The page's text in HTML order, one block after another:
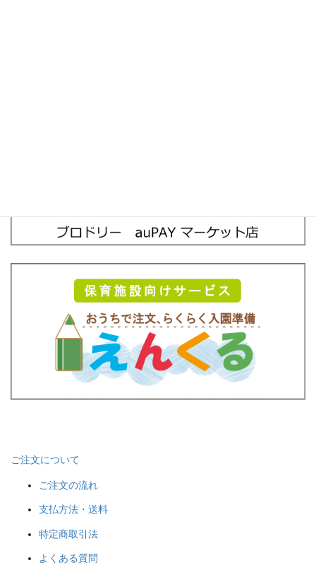
ご注文について
ご注文の流れ
支払方法・送料
特定商取引法
よくある質問